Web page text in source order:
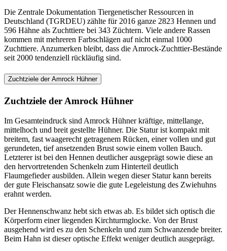
Die Zentrale Dokumentation Tiergenetischer Ressourcen in
Deutschland (TGRDEU) zählte für 2016 ganze 2823 Hennen und
596 Hähne als Zuchttiere bei 343 Züchtern. Viele andere Rassen
kommen mit mehreren Farbschlägen auf nicht einmal 1000
Zuchttiere. Anzumerken bleibt, dass die Amrock-Zuchttier-Bestände
seit 2000 tendenziell rückläufig sind.
Zuchtziele der Amrock Hühner
Zuchtziele der Amrock Hühner
Im Gesamteindruck sind Amrock Hühner kräftige, mittellange,
mittelhoch und breit gestellte Hühner. Die Statur ist kompakt mit
breitem, fast waagerecht getragenem Rücken, einer vollen und gut
gerundeten, tief ansetzenden Brust sowie einem vollen Bauch.
Letzterer ist bei den Hennen deutlicher ausgeprägt sowie diese an
den hervortretenden Schenkeln zum Hinterteil deutlich
Flaumgefieder ausbilden. Allein wegen dieser Statur kann bereits
der gute Fleischansatz sowie die gute Legeleistung des Zwiehuhns
erahnt werden.
Der Hennenschwanz hebt sich etwas ab. Es bildet sich optisch die
Körperform einer liegenden Kirchturmglocke. Von der Brust
ausgehend wird es zu den Schenkeln und zum Schwanzende breiter.
Beim Hahn ist dieser optische Effekt weniger deutlich ausgeprägt.